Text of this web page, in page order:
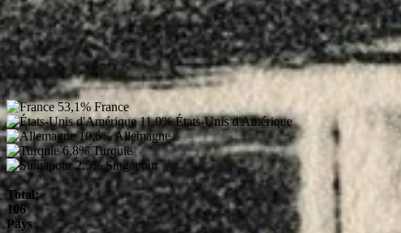
53,1% France
11,0% États-Unis d'Amérique
10,6%Allemagne
6,8% Turquie
2,5% Singapour
Total:
106
Pays